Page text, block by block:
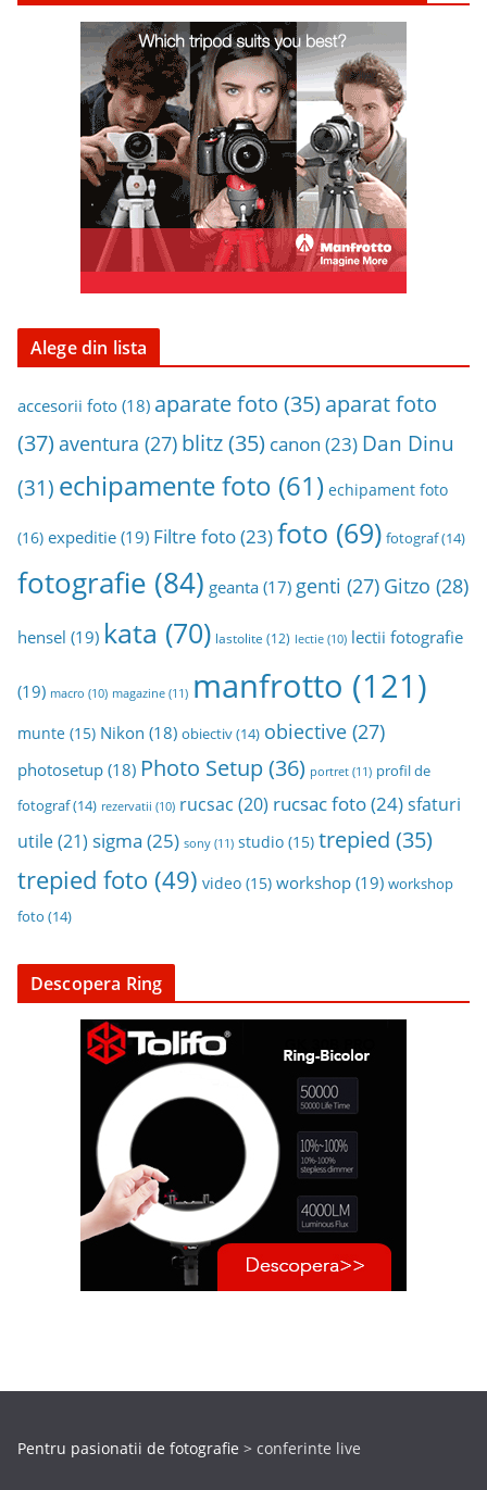
Alege din lista
accesorii foto (18) aparate foto (35) aparat foto
(37) aventura (27) blitz(35) canon (23) Dan Dinu
(31) echipamente foto (61) echipament foto
(16) expeditie (19) Filtre foto(23)foto (69) fotograf(14)
fotografie (84) geanta (17) genti (27) Gitzo (28)
hensel (19) kata (70) lastolite (12) lectie (10) lectii fotografie
(19) macro (10) magazine (11) manfrotto (121)
munte (15) Nikon (18) obiectiv(14) obiective (27)
photosetup (18) Photo Setup(36) portret (11) profil de
fotograf(14) rezervatii (10) rucsac (20) rucsac foto(24)sfaturi
utile(21) sigma (25) sony (11) studio (15) trepied (35)
trepied foto (49) video (15) workshop (19) workshop
foto (14)
Descopera Ring
Pentru pasionatii de fotografie > conferinte live